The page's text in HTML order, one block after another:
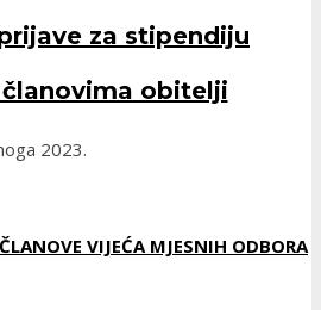
za stipendiju
članovima obitelji
2023.
VIJEĆA MJESNIH ODBORA